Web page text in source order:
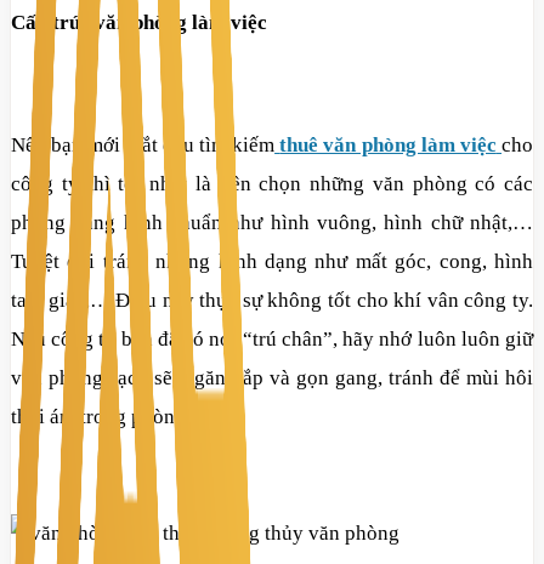
Cấu trúc văn phòng làm việc
Nếu bạn mới bắt đầu tìm kiếm thuê văn phòng làm việc cho
công ty thì tốt nhất là nên chọn những văn phòng có các
phòng dạng hình chuẩn như hình vuông, hình chữ nhật,…
Tuyệt đối tránh những hình dạng như mất góc, cong, hình
tam giác,… Điều này thực sự không tốt cho khí vân công ty.
Nếu công ty bạn đã có nơi “trú chân”, hãy nhớ luôn luôn giữ
văn phòng sạch sẽ, ngăn nắp và gọn gang, tránh để mùi hôi
thối ám trong phòng.